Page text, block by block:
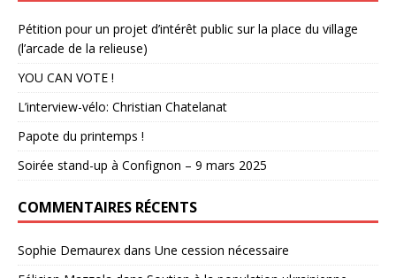
Pétition pour un projet d’intérêt public sur la place du village
(l’arcade de la relieuse)
YOU CAN VOTE !
L’interview-vélo: Christian Chatelanat
Papote du printemps !
Soirée stand-up à Confignon – 9 mars 2025
COMMENTAIRES RÉCENTS
Sophie Demaurex dans Une cession nécessaire